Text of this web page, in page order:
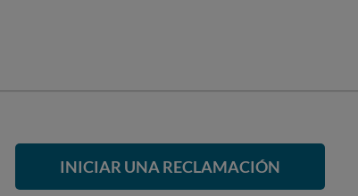
INICIAR UNA RECLAMACIÓN